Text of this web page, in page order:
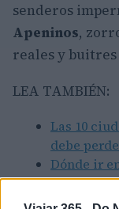
senderos
Apeninos,
reales y buitres
LEA TAMBIÉN:
Las 10
debe
Dónde ir
y colinas